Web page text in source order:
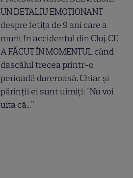
UN DETALIU EMOȚIONANT
despre fetița de 9 ani care a
murit în accidentul din Cluj. CE
A FĂCUT ÎN MOMENTUL când
dascălul trecea printr-o
perioadă dureroasă. Chiar și
părinții ei sunt uimiți: "Nu voi
uita că..."